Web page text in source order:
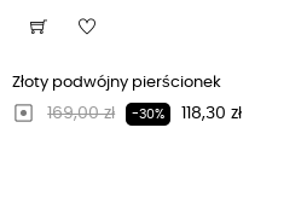
Złoty podwójny pierścionek
Regularna cena
169,00 zł -30% Cena
118,30 zł